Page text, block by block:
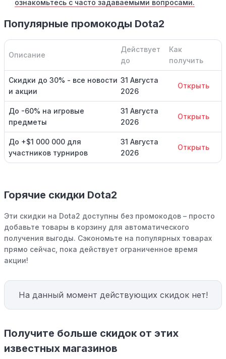
ознакомьтесь с часто задаваемыми вопросами.
Популярные промокоды Dota2
Описание
Действует
до
Как
получить
Скидки до 30% - все новости
и акции
31 Августа
2026
Открыть
До -60% на игровые
предметы
31 Августа
2026
Открыть
До +$1 000 000 для
участников турниров
31 Августа
2026
Открыть
Горячие скидки Dota2
Эти скидки на Dota2 доступны без промокодов – просто
добавьте товары в корзину для автоматического
получения выгоды. Сэкономьте на популярных товарах
прямо сейчас, пока действует ограниченное время
акции!
На данный момент действующих скидок нет!
Получите больше скидок от этих
известных магазинов